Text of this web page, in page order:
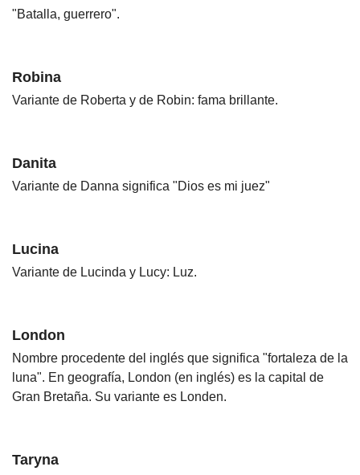
"Batalla, guerrero".
Robina
Variante de Roberta y de Robin: fama brillante.
Danita
Variante de Danna significa "Dios es mi juez"
Lucina
Variante de Lucinda y Lucy: Luz.
London
Nombre procedente del inglés que significa "fortaleza de la
luna". En geografía, London (en inglés) es la capital de
Gran Bretaña. Su variante es Londen.
Taryna